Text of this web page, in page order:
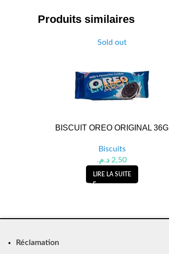
Produits similaires
Sold out
BISCUIT OREO ORIGINAL 36G
Biscuits
2,50 د.م.
LIRE LA SUITE
Réclamation